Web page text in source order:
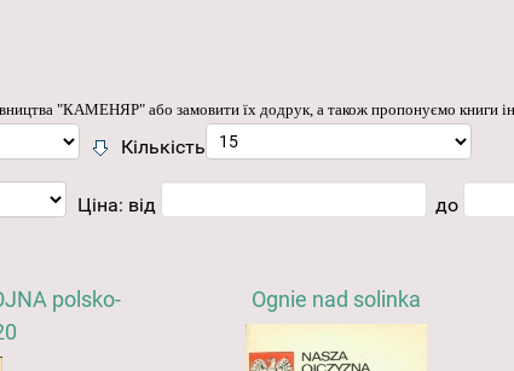
"КАМЕНЯР" або замовити їх додрук, а також пропонуємо книги
Кількість
Ціна: від до
polsko-
Ognie nad solinka